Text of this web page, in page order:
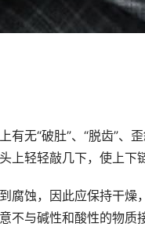
有无“破肚”、“脱齿”
上轻轻敲几下，使上下
腐蚀，因此应保持干
不与碱性和酸性的物